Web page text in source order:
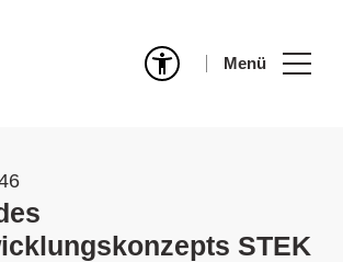
Menü
STEK